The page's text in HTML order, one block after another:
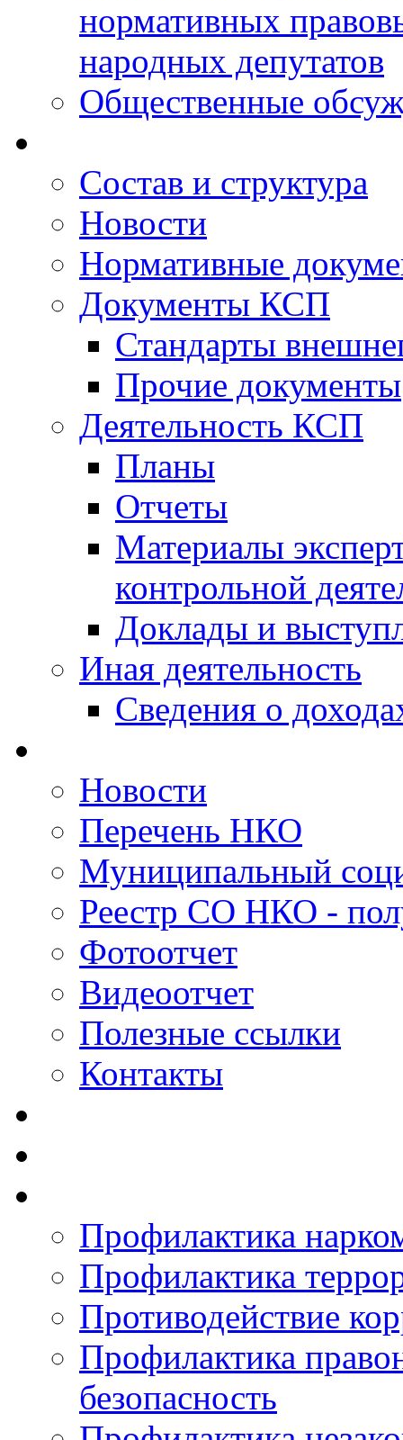
нормативных
народных депутатов
Общественные
Состав и структура
Новости
Нормативные
Документы КСП
Стандарты
Прочие документы
Деятельность КСП
Планы
Отчеты
Материалы
контрольной
Доклады и
Иная деятельность
Сведения о
Новости
Перечень НКО
Муниципальный
Реестр СО НКО -
Фотоотчет
Видеоотчет
Полезные ссылки
Контакты
Профилактика
Профилактика
Противодействие
Профилактика
безопасность